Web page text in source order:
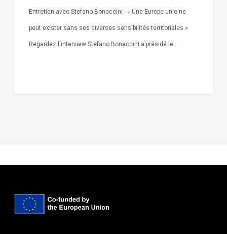
Entretien avec Stefano Bonaccini - « Une Europe unie ne
peut exister sans ses diverses sensibilités territoriales »
Regardez l'interview Stefano Bonaccini a présidé le…